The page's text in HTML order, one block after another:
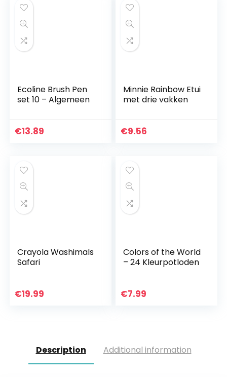
Ecoline Brush Pen
set 10 – Algemeen
€13.89
Minnie Rainbow Etui
met drie vakken
€9.56
Crayola Washimals
Safari
€19.99
Colors of the World
– 24 Kleurpotloden
€7.99
Description Additional information